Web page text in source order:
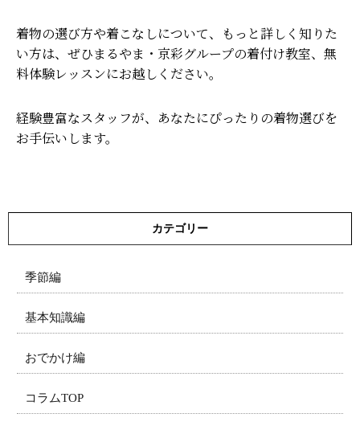
着物の選び方や着こなしについて、もっと詳しく知りた
い方は、ぜひまるやま・京彩グループの着付け教室、無
料体験レッスンにお越しください。
経験豊富なスタッフが、あなたにぴったりの着物選びを
お手伝いします。
カテゴリー
季節編
基本知識編
おでかけ編
コラムTOP